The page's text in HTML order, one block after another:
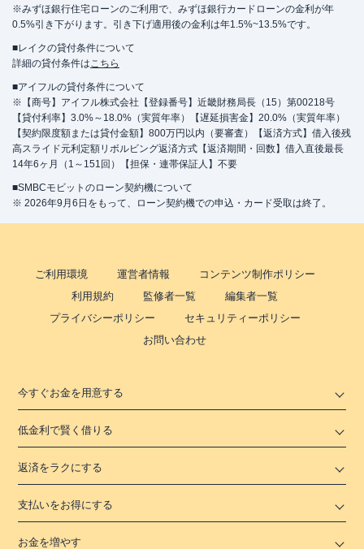
※みずほ銀行住宅ローンのご利用で、みずほ銀行カードローンの金利が年
0.5%引き下がります。引き下げ適用後の金利は年1.5%~13.5%です。
■レイクの貸付条件について
詳細の貸付条件はこちら
■アイフルの貸付条件について
※【商号】アイフル株式会社【登録番号】近畿財務局長（15）第00218号
【貸付利率】3.0%～18.0%（実質年率）【遅延損害金】20.0%（実質年率）
【契約限度額または貸付金額】800万円以内（要審査）【返済方式】借入後残
高スライド元利定額リボルビング返済方式【返済期間・回数】借入直後最長
14年6ヶ月（1～151回）【担保・連帯保証人】不要
■SMBCモビットのローン契約機について
※ 2026年9月6日をもって、ローン契約機での申込・カード受取は終了。
ご利用環境 運営者情報
コンテンツ制作ポリシー
利用規約
監修者一覧
編集者一覧
プライバシーポリシー
セキュリティーポリシー
お問い合わせ
今すぐお金を用意する
低金利で賢く借りる
返済をラクにする
支払いをお得にする
お金を増やす